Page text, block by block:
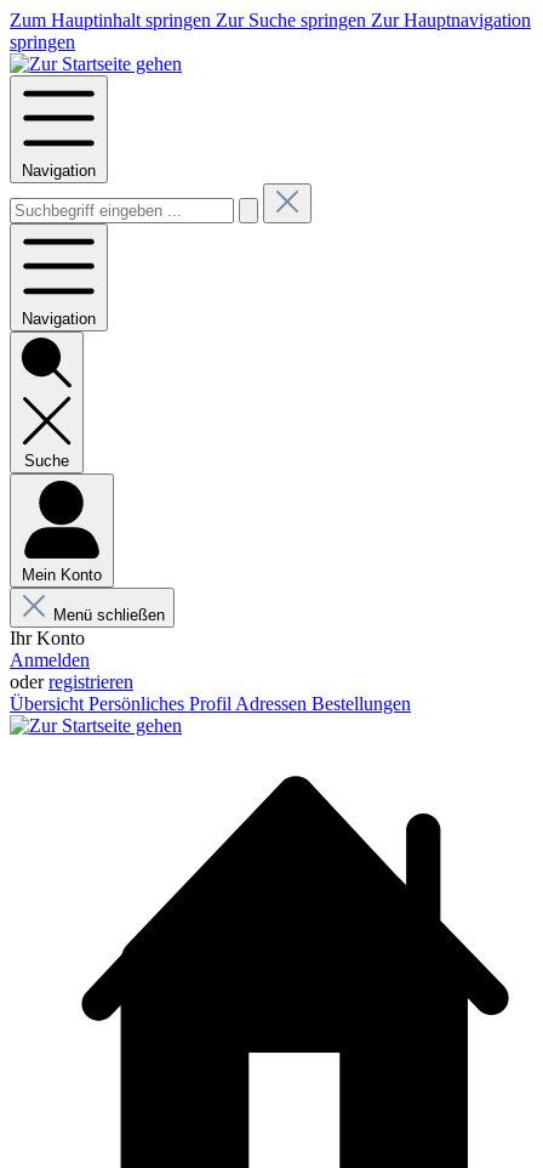
Zum Hauptinhalt springen Zur Suche springen Zur Hauptnavigation
springen
Navigation
Navigation
Suche
Mein Konto
Menü schließen
Ihr Konto
Anmelden
oderregistrieren
Übersicht Persönliches Profil Adressen Bestellungen